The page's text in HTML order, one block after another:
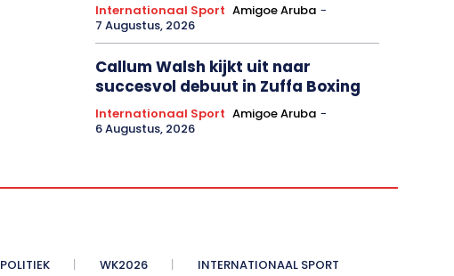
Internationaal Sport Amigoe Aruba -
7 Augustus, 2026
Callum Walsh kijkt uit naar
succesvol debuut in Zuffa Boxing
Internationaal Sport Amigoe Aruba -
6 Augustus, 2026
POLITIEK WK2026 INTERNATIONAAL SPORT